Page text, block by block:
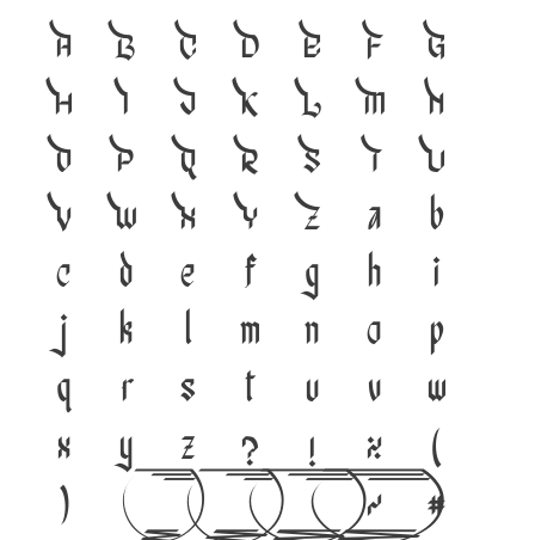
A B C D E F G
H I J K L M N
O P Q R S T U
V W X Y Z a b
c d e f g h i
j k l m n o p
q r s t u v w
x y z ? ! % (
) [ ] { } / #